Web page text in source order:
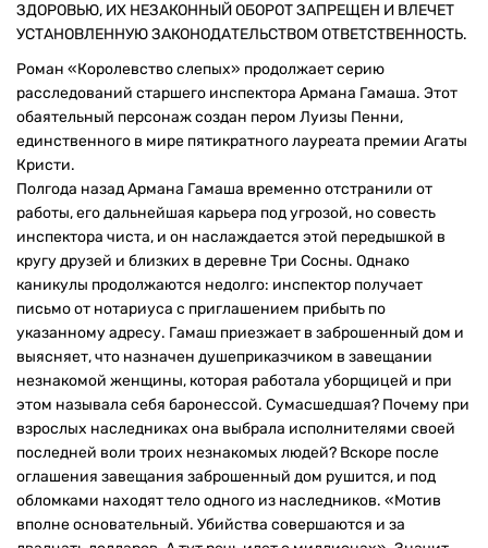
ЗДОРОВЬЮ, ИХ НЕЗАКОННЫЙ ОБОРОТ ЗАПРЕЩЕН И ВЛЕЧЕТ
УСТАНОВЛЕННУЮ ЗАКОНОДАТЕЛЬСТВОМ ОТВЕТСТВЕННОСТЬ.
Роман «Королевство слепых» продолжает серию
расследований старшего инспектора Армана Гамаша. Этот
обаятельный персонаж создан пером Луизы Пенни,
единственного в мире пятикратного лауреата премии Агаты
Кристи.
Полгода назад Армана Гамаша временно отстранили от
работы, его дальнейшая карьера под угрозой, но совесть
инспектора чиста, и он наслаждается этой передышкой в
кругу друзей и близких в деревне Три Сосны. Однако
каникулы продолжаются недолго: инспектор получает
письмо от нотариуса с приглашением прибыть по
указанному адресу. Гамаш приезжает в заброшенный дом и
выясняет, что назначен душеприказчиком в завещании
незнакомой женщины, которая работала уборщицей и при
этом называла себя баронессой. Сумасшедшая? Почему при
взрослых наследниках она выбрала исполнителями своей
последней воли троих незнакомых людей? Вскоре после
оглашения завещания заброшенный дом рушится, и под
обломками находят тело одного из наследников. «Мотив
вполне основательный. Убийства совершаются и за